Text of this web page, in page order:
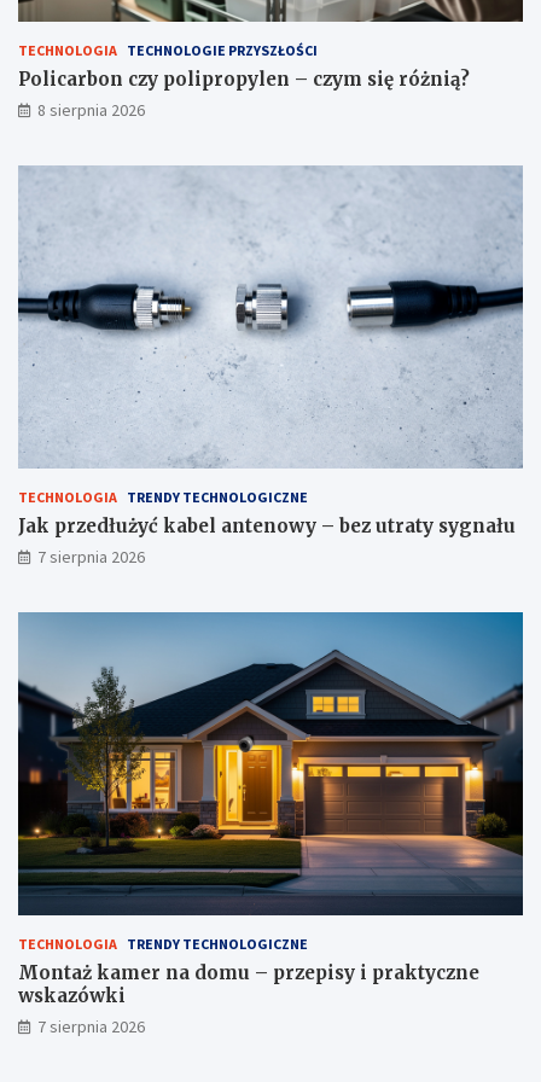
?
TECHNOLOGIA TECHNOLOGIE PRZYSZŁOŚCI
Policarbon czy polipropylen – czym się różnią?
8 sierpnia 2026
TECHNOLOGIA TRENDY TECHNOLOGICZNE
Jak przedłużyć kabel antenowy – bez utraty sygnału
7 sierpnia 2026
TECHNOLOGIA TRENDY TECHNOLOGICZNE
Montaż kamer na domu – przepisy i praktyczne
wskazówki
7 sierpnia 2026